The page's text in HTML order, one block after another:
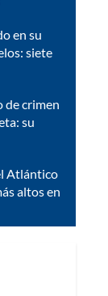
en su
siete
de crimen
su
Atlántico
altos en